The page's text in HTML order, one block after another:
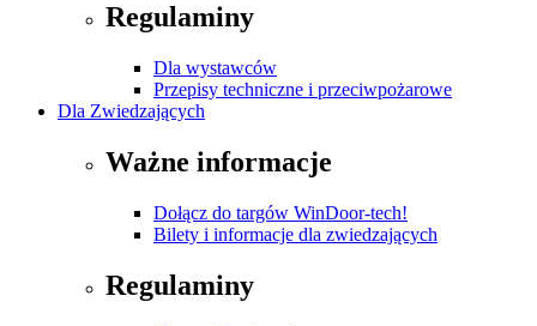
Regulaminy
Dla wystawców
Przepisy techniczne i przeciwpożarowe
Dla Zwiedzających
Ważne informacje
Dołącz do targów WinDoor-tech!
Bilety i informacje dla zwiedzających
Regulaminy